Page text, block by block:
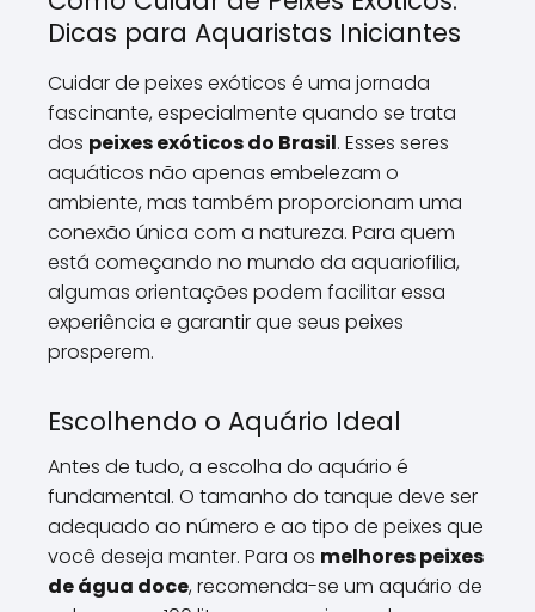
Dicas para Aquaristas Iniciantes
Cuidar de peixes exóticos é uma jornada
fascinante, especialmente quando se trata
dos peixes exóticos do Brasil. Esses seres
aquáticos não apenas embelezam o
ambiente, mas também proporcionam uma
conexão única com a natureza. Para quem
está começando no mundo da aquariofilia,
algumas orientações podem facilitar essa
experiência e garantir que seus peixes
prosperem.
Escolhendo o Aquário Ideal
Antes de tudo, a escolha do aquário é
fundamental. O tamanho do tanque deve ser
adequado ao número e ao tipo de peixes que
você deseja manter. Para os melhores peixes
de água doce, recomenda-se um aquário de